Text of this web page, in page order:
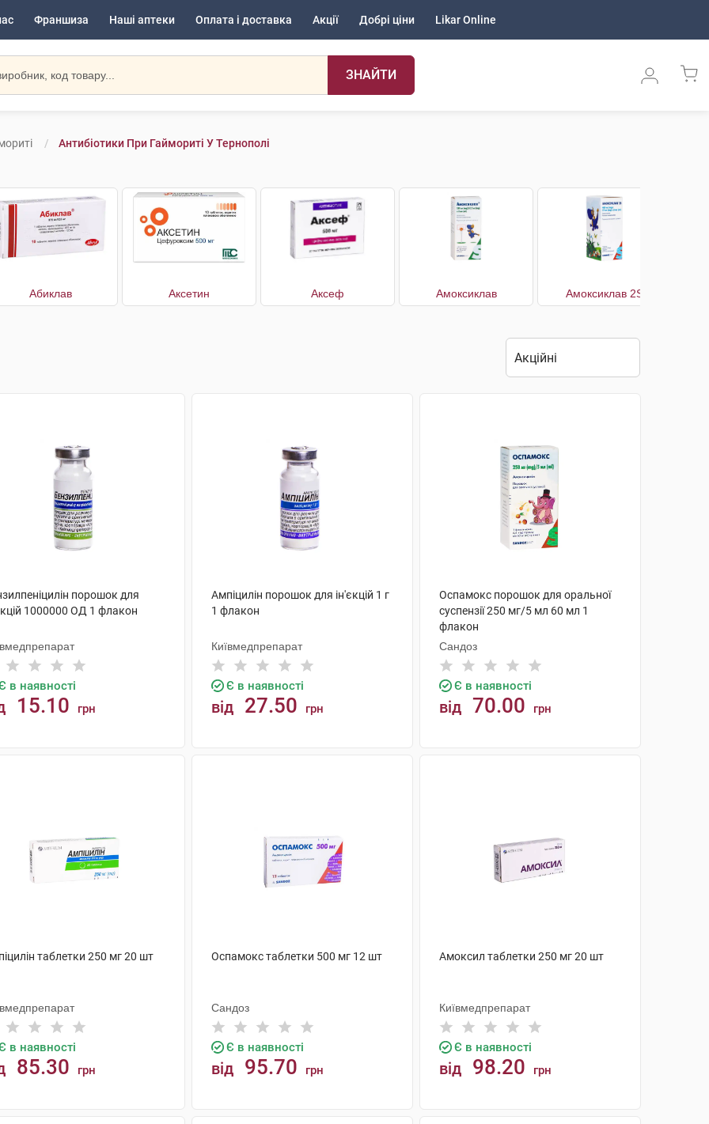
Франшиза Наші аптеки Оплата і доставка Акції Добрі ціни Likar Online
ЗНАЙТИ
Антибіотики При Гаймориті У Тернополі
Абиклав Аксетин Аксеф Амоксиклав Амоксиклав 2S
порошок для
1000000 ОД 1 флакон
в наявності
15.10 грн
Ампіцилін порошок для ін'єкцій 1 г
1 флакон
Київмедпрепарат
Є в наявності
від 27.50 грн
Оспамокс порошок для оральної
суспензії 250 мг/5 мл 60 мл 1
флакон
Сандоз
Є в наявності
від 70.00 грн
таблетки 250 мг 20 шт
в наявності
85.30 грн
Оспамокс таблетки 500 мг 12 шт
Сандоз
Є в наявності
від 95.70 грн
Амоксил таблетки 250 мг 20 шт
Київмедпрепарат
Є в наявності
від 98.20 грн